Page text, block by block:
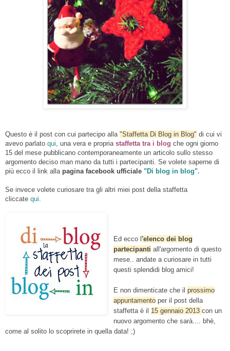
Questo è il post con cui partecipo alla "Staffetta Di Blog in Blog" di cui vi
avevo parlato qui, una vera e propria staffetta tra i blog che ogni giorno
15 del mese pubblicano contemporaneamente un articolo sullo stesso
argomento deciso man mano da tutti i partecipanti. Se volete saperne di
più ecco il link alla pagina facebook ufficiale "Di blog in blog".
Se invece volete curiosare tra gli altri miei post della staffetta
cliccate qui.
Ed ecco l 'elenco dei blog
partecipanti all'argomento di questo
mese.. andate a curiosare in tutti
questi splendidi blog amici!
E non dimenticate che il prossimo
appuntamento per il post della
staffetta è il 15 gennaio 2013 con un
nuovo argomento che sarà.... bhè,
come al solito lo scoprirete in quella data! ;)